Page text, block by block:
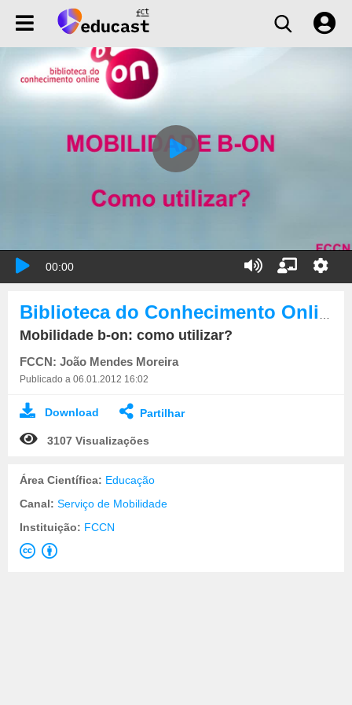
00:00
Mobilidade b-on: como utilizar?
FCCN: João Mendes Moreira
Publicado a 06.01.2012 16:02
Download Partilhar
3107 Visualizações
Área Científica: Educação
Canal: Serviço de Mobilidade
Instituição: FCCN